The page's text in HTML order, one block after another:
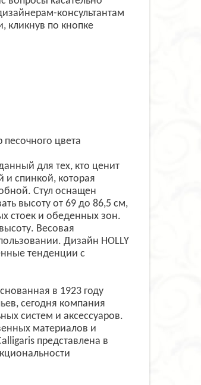
консультантам
кликнув по кнопке
цвета
для тех, кто ценит
и спинкой, которая
Стул оснащен
высоту от 69 до 86,5 см,
стоек и обеденных зон.
Весовая
Дизайн HOLLY
тенденции с
в 1923 году
сегодня компания
систем и аксессуаров.
материалов и
представлена в